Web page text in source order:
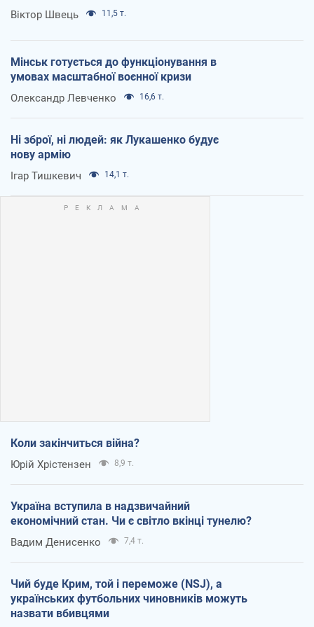
Віктор Швець 11,5 т.
Мінськ готується до функціонування в
умовах масштабної воєнної кризи
Олександр Левченко 16,6 т.
Ні зброї, ні людей: як Лукашенко будує
нову армію
Ігар Тишкевич 14,1 т.
Коли закінчиться війна?
Юрій Хрістензен 8,9 т.
Україна вступила в надзвичайний
економічний стан. Чи є світло вкінці тунелю?
Вадим Денисенко 7,4 т.
Чий буде Крим, той і переможе (NSJ), а
українських футбольних чиновників можуть
назвати вбивцями